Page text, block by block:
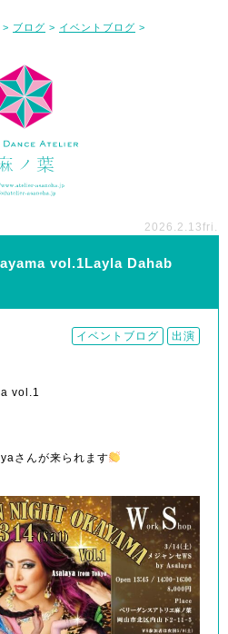
> ブログ > イベントブログ >
2026.2.13fri.
vol.1Layla Dahab
イベントブログ 出演
vol.1
さんが来られます